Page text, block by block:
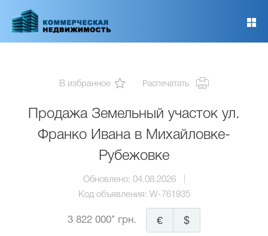
основному
В избранное Распечатать
Продажа Земельный участок ул.
Франко Ивана в Михайловке-
Рубежовке
Обновлено: 04.08.2026
Код объявления: W-761935
3 822 000* грн. $
€